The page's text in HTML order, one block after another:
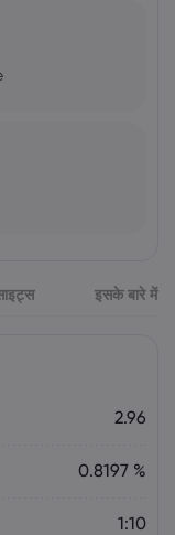
इसके बारे में
2.96
0.8197 %
1:10